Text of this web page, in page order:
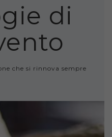
di
che si rinnova sempre